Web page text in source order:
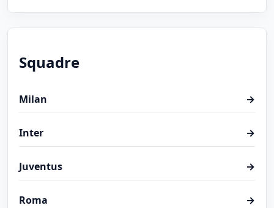
Squadre
Milan →
Inter →
Juventus →
Roma →